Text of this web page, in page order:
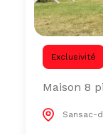
Exclusivité
Maison 8
Sansac-